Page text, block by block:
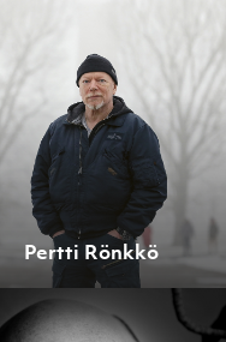
Pertti Rönkkö